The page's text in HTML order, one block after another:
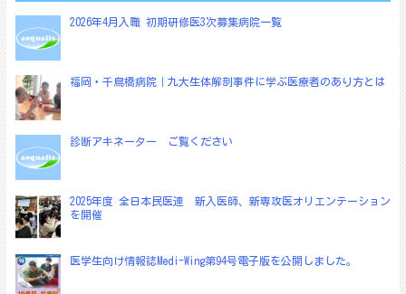
シ
ョ
2026年4月入職 初期研修医3次募集病院一覧
福岡・千鳥橋病院｜九大生体解剖事件に学ぶ医療者のあり方とは
診断アキネーター ご覧ください
2025年度 全日本民医連 新入医師、新専攻医オリエンテーション
を開催
医学生向け情報誌Medi-Wing第94号電子版を公開しました。